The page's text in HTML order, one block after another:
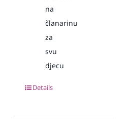
na
članarinu
za
svu
djecu
Details